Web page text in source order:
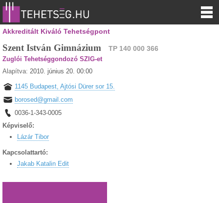
Akkreditált Kiváló Tehetségpont
Szent István Gimnázium TP 140 000 366
Zuglói Tehetséggondozó SZIG-et
Alapítva: 2010. június 20. 00:00
1145 Budapest, Ajtósi Dürer sor 15.
borosed@gmail.com
0036-1-343-0005
Képviselő:
Lázár Tibor
Kapcsolattartó:
Jakab Katalin Edit